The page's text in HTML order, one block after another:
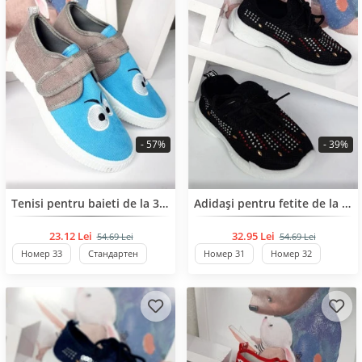
Tenisi pentru baieti de la 31 pana la 37 de numar
23.12 Lei 54.69 Lei
- 57%
Номер 33 Стандартен
BESTSELLERAdidași pentru fetite de la 31 pana la 36 de număr
32.95 Lei 54.69 Lei
- 39%
Номер 31 Номер 32